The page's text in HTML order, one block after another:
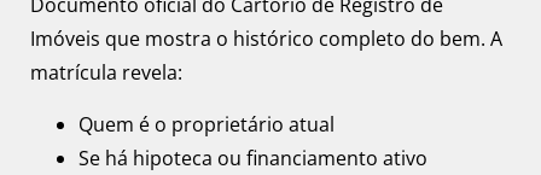
Documento oficial do Cartório de Registro de
Imóveis que mostra o histórico completo do bem. A
matrícula revela:
Quem é o proprietário atual
Se há hipoteca ou financiamento ativo